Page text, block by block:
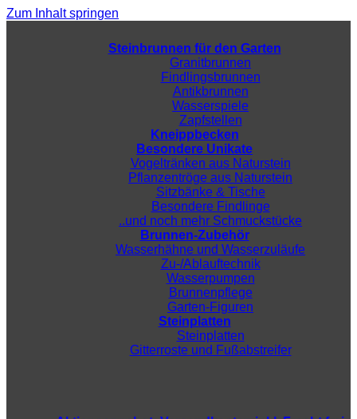
Zum Inhalt springen
Steinbrunnen für den Garten
Granitbrunnen
Findlingsbrunnen
Antikbrunnen
Wasserspiele
Zapfstellen
Kneippbecken
Besondere Unikate
Vogeltränken aus Naturstein
Pflanzentröge aus Naturstein
Sitzbänke & Tische
Besondere Findlinge
..und noch mehr Schmuckstücke
Brunnen-Zubehör
Wasserhähne und Wasserzuläufe
Zu-/Ablauftechnik
Wasserpumpen
Brunnenpflege
Garten-Figuren
Steinplatten
Steinplatten
Gitterroste und Fußabstreifer